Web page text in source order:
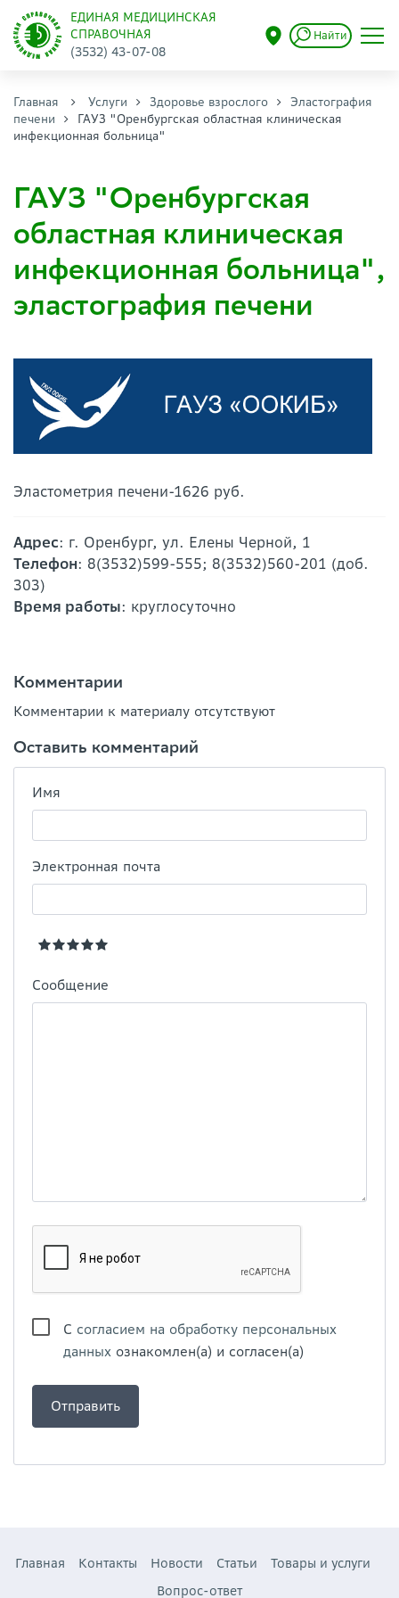
ЕДИНАЯ МЕДИЦИНСКАЯ
СПРАВОЧНАЯ
(3532) 43-07-08
Найти
Главная Услуги Здоровье взрослого
Эластография
печени
ГАУЗ "Оренбургская областная клиническая
инфекционная больница"
ГАУЗ "Оренбургская
областная клиническая
инфекционная больница",
эластография печени
Эластометрия печени-1626 руб.
Адрес: г. Оренбург, ул. Елены Черной, 1
Телефон: 8(3532)599-555; 8(3532)560-201 (доб.
303)
Время работы: круглосуточно
Комментарии
Комментарии к материалу отсутствуют
Оставить комментарий
Имя
Электронная почта
Сообщение
С согласием на обработку персональных
данных ознакомлен(а) и согласен(а)
Главная Контакты Новости Статьи
Товары и услуги
Вопрос-ответ